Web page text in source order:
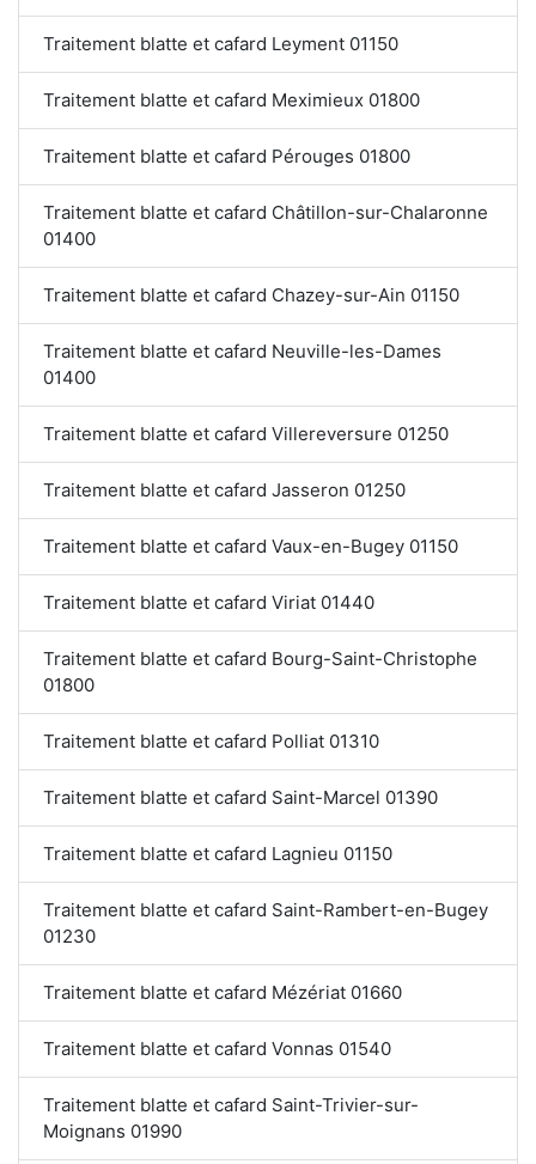
Traitement blatte et cafard Leyment 01150
Traitement blatte et cafard Meximieux 01800
Traitement blatte et cafard Pérouges 01800
Traitement blatte et cafard Châtillon-sur-Chalaronne
01400
Traitement blatte et cafard Chazey-sur-Ain 01150
Traitement blatte et cafard Neuville-les-Dames
01400
Traitement blatte et cafard Villereversure 01250
Traitement blatte et cafard Jasseron 01250
Traitement blatte et cafard Vaux-en-Bugey 01150
Traitement blatte et cafard Viriat 01440
Traitement blatte et cafard Bourg-Saint-Christophe
01800
Traitement blatte et cafard Polliat 01310
Traitement blatte et cafard Saint-Marcel 01390
Traitement blatte et cafard Lagnieu 01150
Traitement blatte et cafard Saint-Rambert-en-Bugey
01230
Traitement blatte et cafard Mézériat 01660
Traitement blatte et cafard Vonnas 01540
Traitement blatte et cafard Saint-Trivier-sur-
Moignans 01990